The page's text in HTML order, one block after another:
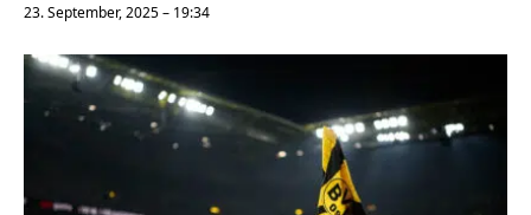
23. September, 2025 – 19:34